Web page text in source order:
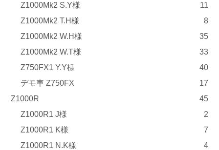
Z1000Mk2 S.Y様
11
Z1000Mk2 T.H様
8
Z1000Mk2 W.H様
35
Z1000Mk2 W.T様
33
Z750FX1 Y.Y様
40
デモ車 Z750FX
17
Z1000R
45
Z1000R1 J様
2
Z1000R1 K様
7
Z1000R1 N.K様
4